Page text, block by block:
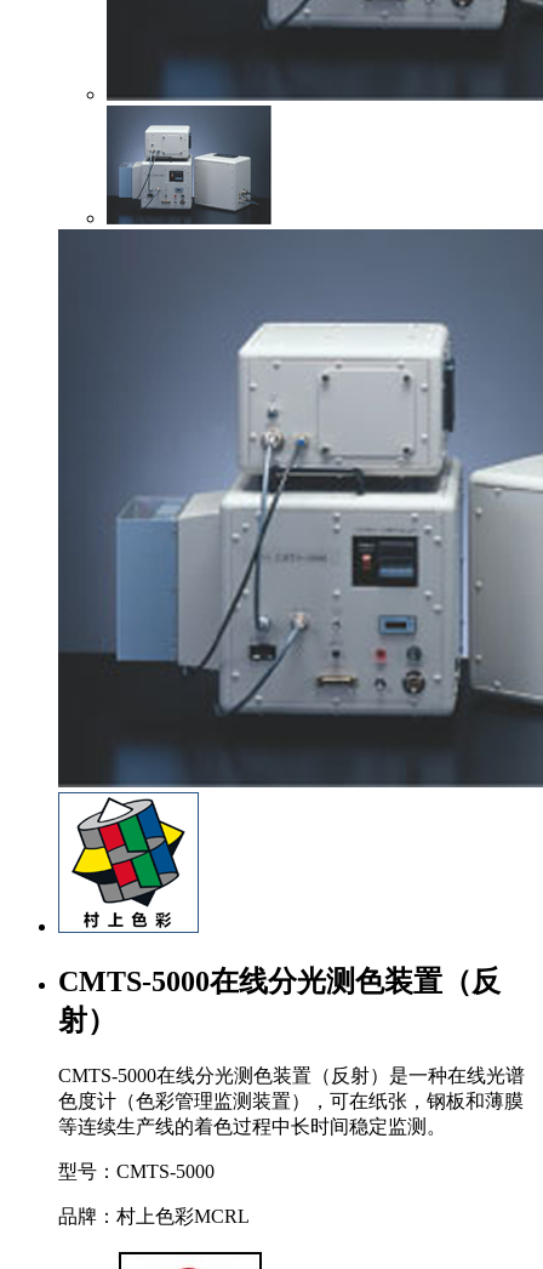
CMTS-5000在线分光测色装置（反
射）
CMTS-5000在线分光测色装置（反射）是一种在线光谱
色度计（色彩管理监测装置），可在纸张，钢板和薄膜
等连续生产线的着色过程中长时间稳定监测。
型号：CMTS-5000
品牌：村上色彩MCRL